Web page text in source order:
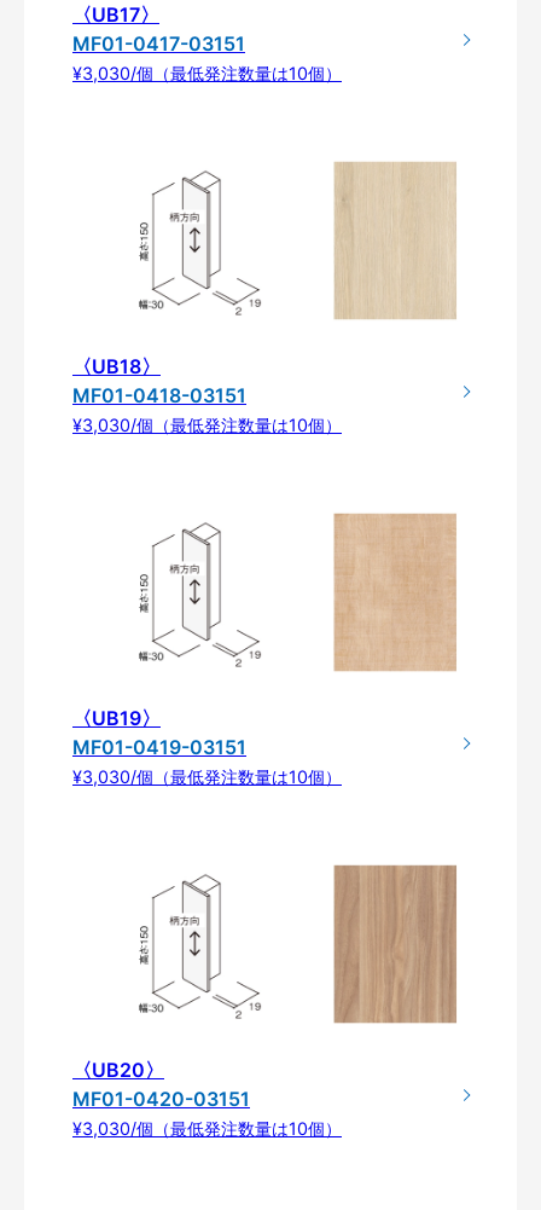
〈UB17〉
MF01-0417-03151
¥3,030/個（最低発注数量は10個）
〈UB18〉
MF01-0418-03151
¥3,030/個（最低発注数量は10個）
〈UB19〉
MF01-0419-03151
¥3,030/個（最低発注数量は10個）
〈UB20〉
MF01-0420-03151
¥3,030/個（最低発注数量は10個）